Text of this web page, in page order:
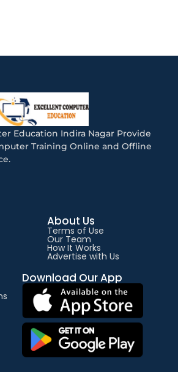
Education Indira Nagar Provide
Training Online and Offline
About Us
Terms of Use
Our Team
How It Works
Advertise with Us
Download Our App